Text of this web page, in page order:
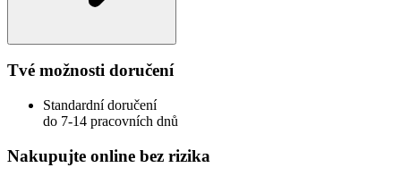
Tvé možnosti doručení
Standardní doručení
do 7-14 pracovních dnů
Nakupujte online bez rizika